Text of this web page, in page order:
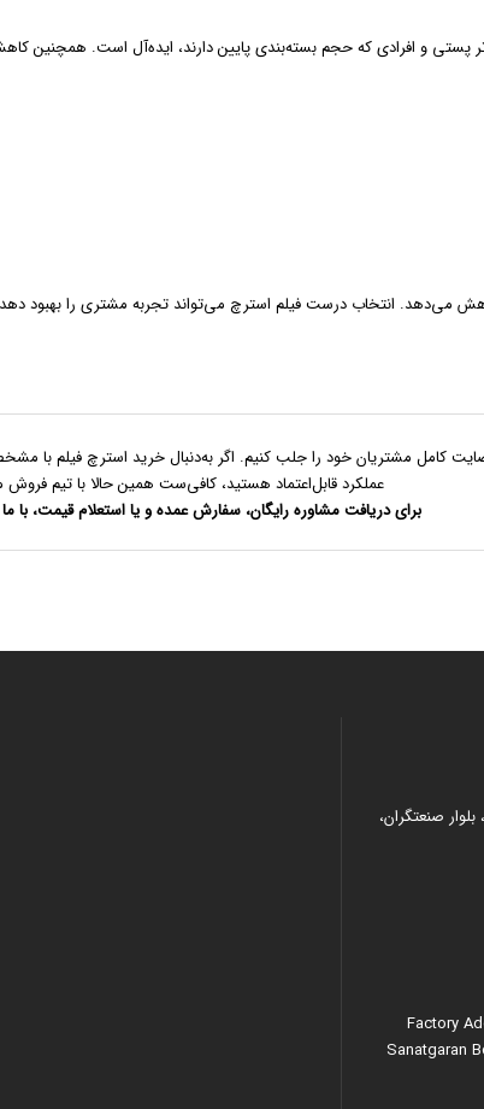
پستی و افرادی که حجم بسته‌بندی پایین دارند، ایده‌آل است. همچنین
می‌دهد. انتخاب درست فیلم استرچ می‌تواند تجربه مشتری را بهبود
کامل مشتریان خود را جلب کنیم. اگر به‌دنبال خرید استرچ فیلم با
عملکرد قابل‌اعتماد هستید، کافی‌ست همین حالا با تیم فروش
برای دریافت مشاوره رایگان، سفارش عمده و یا استعلام قیمت، با
صنعتگران،
Factory
Sanatgaran